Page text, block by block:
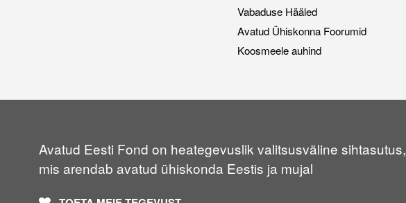
Vabaduse Hääled
Avatud Ühiskonna Foorumid
Koosmeele auhind
Avatud Eesti Fond on heategevuslik valitsusväline sihtasutus,
mis arendab avatud ühiskonda Eestis ja mujal